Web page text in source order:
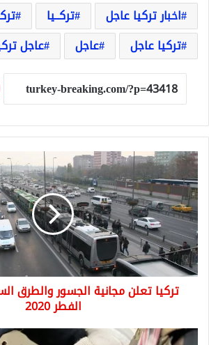
اخبار تركيا عاجل
تركــيا
تركيا عاجل
عاجل عاجل
تركيا
تعلن
مجانية
الجسور
والطرق
السريعة
خلال
عيد
الفطر
تركيا تعلن مجانية الجسور والطرق
الفطر 2020
لاول